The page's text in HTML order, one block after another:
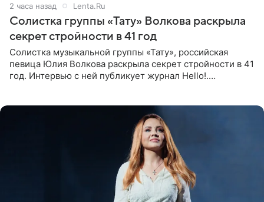
2 часа назад Lenta.Ru
Солистка группы «Тату» Волкова раскрыла
секрет стройности в 41 год
Солистка музыкальной группы «Тату», российская
певица Юлия Волкова раскрыла секрет стройности в 41
год. Интервью с ней публикует журнал Hello!.